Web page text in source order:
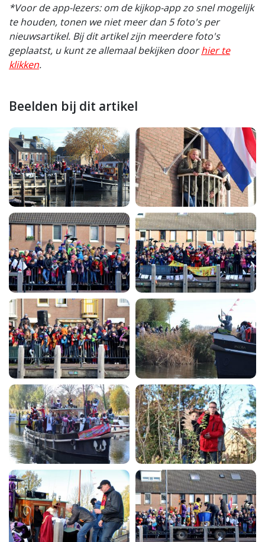
*Voor de app-lezers: om de kijkop-app zo snel mogelijk
te houden, tonen we niet meer dan 5 foto's per
nieuwsartikel. Bij dit artikel zijn meerdere foto's
geplaatst, u kunt ze allemaal bekijken doorhier te
klikken.
Beelden bij dit artikel